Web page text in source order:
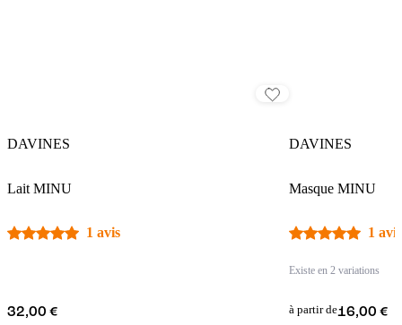
DAVINES
Lait MINU
1 avis
32,00 €
DAVINES
Masque MINU
1 avis
Existe en 2 variations
à partir de16,00 €